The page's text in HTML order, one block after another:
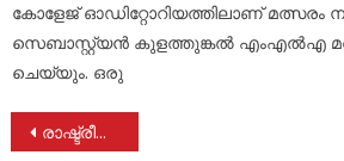
കോളേജ് ഓഡിറ്റോറിയത്തിലാണ്
സെബാസ്റ്റ്യൻ കുളത്തുങ്കൽ എംഎൽഎ
ചെയ്യും. ഒരു
Post
രാഷ്ട്രീയത്തിലെ യഥാർത്ഥ ക്ഷുദ്രജീവി ലാലിച്ചൻ ജോർജ്; യുഡിഎഫ് വിജയങ്ങൾ എളുപ്പമാക്കുന്നത് എൽഡിഎഫ് നേതൃനിരയിലെ അദ്ദേഹത്തിന്റെ സാന്നിധ്യം: ടോണി തൈപ്പറമ്പിൽ